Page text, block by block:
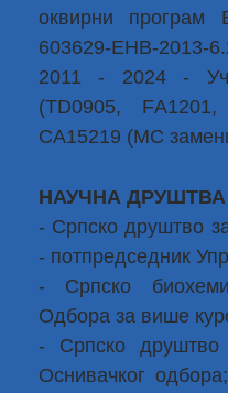
оквирни програм
603629-ЕНВ-2013-
2011 - 2024 -
(TD0905,
CА15219 (MC
НАУЧНА ДРУШТВА
- Српско друштво
- потпредседник
- Српско
Одбора за више
- Српско
Оснивачког